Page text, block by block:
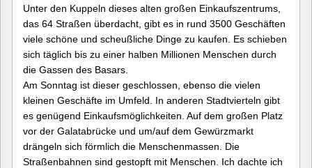
Unter den Kuppeln dieses alten großen Einkaufszentrums,
das 64 Straßen überdacht, gibt es in rund 3500 Geschäften
viele schöne und scheußliche Dinge zu kaufen. Es schieben
sich täglich bis zu einer halben Millionen Menschen durch
die Gassen des Basars.
Am Sonntag ist dieser geschlossen, ebenso die vielen
kleinen Geschäfte im Umfeld. In anderen Stadtvierteln gibt
es genügend Einkaufsmöglichkeiten. Auf dem großen Platz
vor der Galatabrücke und um/auf dem Gewürzmarkt
drängeln sich förmlich die Menschenmassen. Die
Straßenbahnen sind gestopft mit Menschen. Ich dachte ich